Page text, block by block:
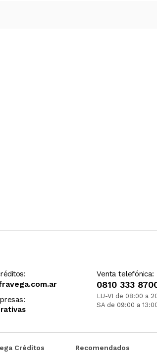
Venta telefónica:
0810 333
LU-VI de 08:00 a
SA de 09:00 a
Créditos Recomendados